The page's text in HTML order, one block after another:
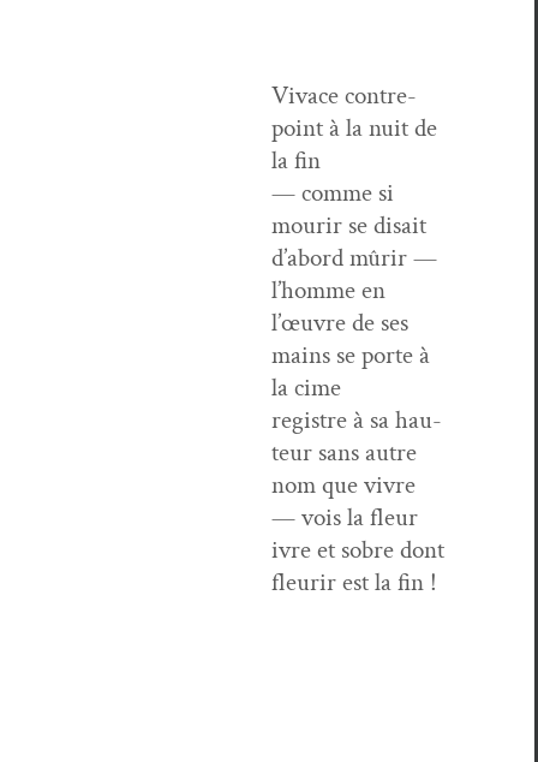
Vivace con­tre­
point à la nuit de
la fin
— comme si
mourir se dis­ait
d’abord mûrir —
l’homme en
l’œuvre de ses
mains se porte à
la cime
reg­istre à sa hau­
teur sans autre
nom que vivre
— vois la fleur
ivre et sobre dont
fleurir est la fin !